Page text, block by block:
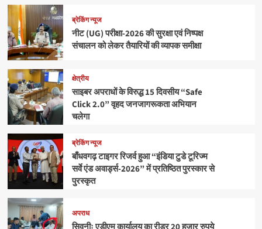
ब्रेकिंग न्यूज
नीट (UG) परीक्षा-2026 की सुरक्षा एवं निष्पक्ष
संचालन को लेकर तैयारियों की व्यापक समीक्षा
क्षेत्रीय
साइबर अपराधों के विरुद्ध 15 दिवसीय “Safe
Click 2.0” वृहद जनजागरूकता अभियान
चलेगा
ब्रेकिंग न्यूज
बाँधवगढ़ टाइगर रिजर्व हुआ “इंडिया टुडे टूरिज्म
सर्वे एंड अवार्ड्स-2026” में प्रतिष्ठित पुरस्कार से
पुरस्कृत
अपराध